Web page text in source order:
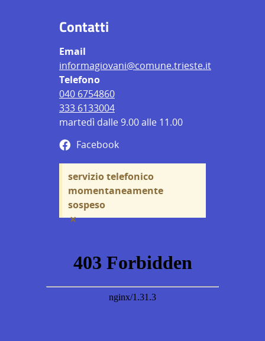
Contatti
Email
informagiovani@comune.trieste.it
Telefono
040 6754860
333 6133004
martedì dalle 9.00 alle 11.00
Facebook
servizio telefonico
momentaneamente
sospeso
×